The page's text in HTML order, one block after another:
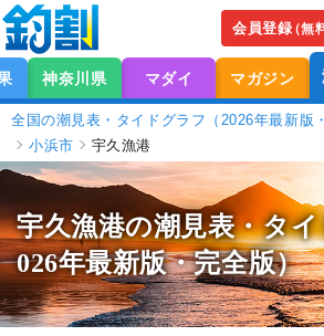
会員登録（無
神奈川県 マダイ マガジン
全国の潮見表・タイドグラフ（2026年最新版
小浜市
宇久漁港
宇久漁港の潮見表・タ
026年最新版・完全版）